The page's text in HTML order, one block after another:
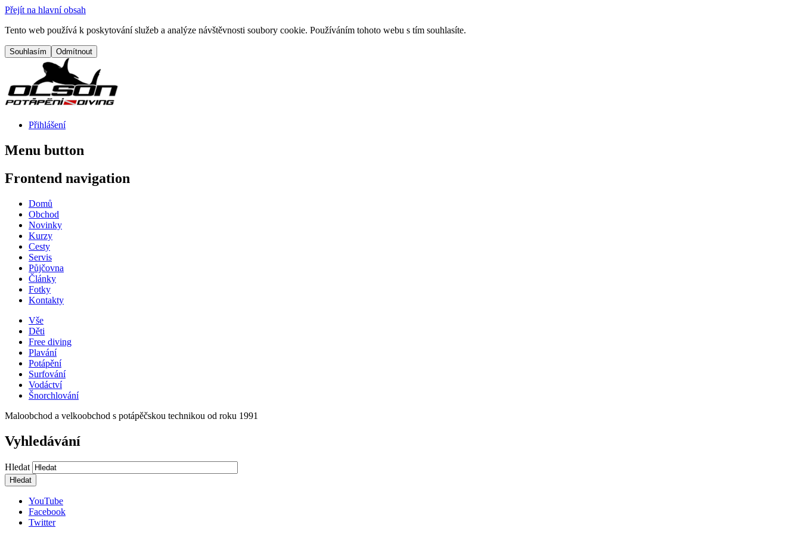
Přejít na hlavní obsah
Tento web používá k poskytování služeb a analýze návštěvnosti soubory cookie. Používáním tohoto webu s tím souhlasíte.
Přihlášení
Menu button
Frontend navigation
Domů
Obchod
Novinky
Kurzy
Cesty
Servis
Půjčovna
Články
Fotky
Kontakty
Vše
Děti
Free diving
Plavání
Potápění
Surfování
Vodáctví
Šnorchlování
Maloobchod a velkoobchod s potápěčskou technikou od roku 1991
Vyhledávání
Hledat
YouTube
Facebook
Twitter